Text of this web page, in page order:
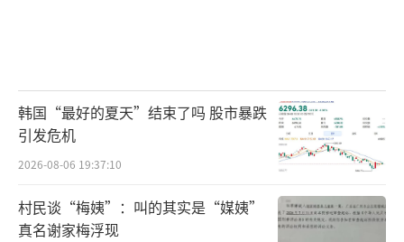
韩国“最好的夏天”结束了吗 股市暴跌
引发危机
2026-08-06 19:37:10
村民谈“梅姨”：叫的其实是“媒姨”
真名谢家梅浮现